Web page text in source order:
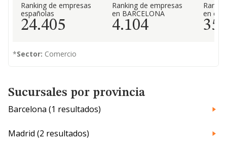
Ranking de empresas
españolas
24.405
Ranking de empresas
en BARCELONA
4.104
en el
357
*Sector: Comercio
Sucursales por provincia
Barcelona (1 resultados)
Madrid (2 resultados)